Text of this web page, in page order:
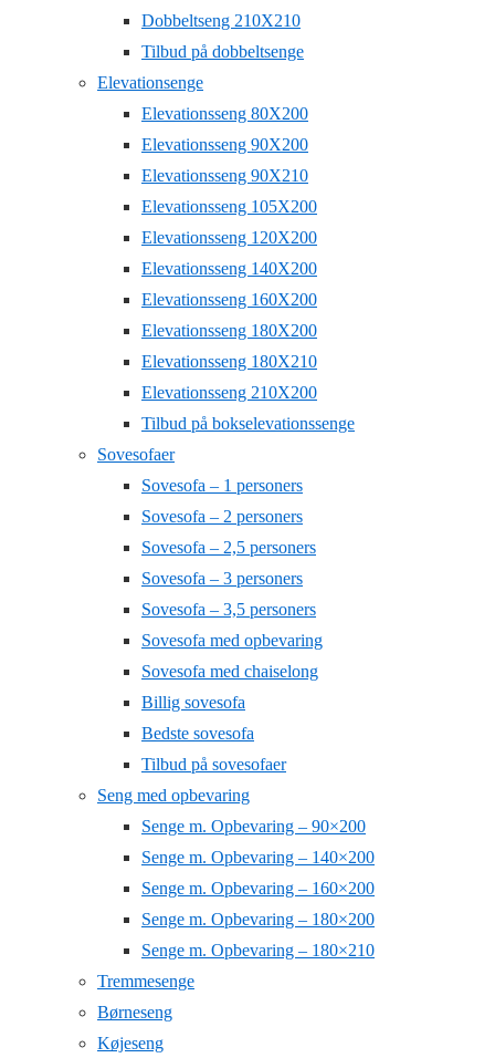
Dobbeltseng 210X210
Tilbud på dobbeltsenge
Elevationsenge
Elevationsseng 80X200
Elevationsseng 90X200
Elevationsseng 90X210
Elevationsseng 105X200
Elevationsseng 120X200
Elevationsseng 140X200
Elevationsseng 160X200
Elevationsseng 180X200
Elevationsseng 180X210
Elevationsseng 210X200
Tilbud på bokselevationssenge
Sovesofaer
Sovesofa – 1 personers
Sovesofa – 2 personers
Sovesofa – 2,5 personers
Sovesofa – 3 personers
Sovesofa – 3,5 personers
Sovesofa med opbevaring
Sovesofa med chaiselong
Billig sovesofa
Bedste sovesofa
Tilbud på sovesofaer
Seng med opbevaring
Senge m. Opbevaring – 90×200
Senge m. Opbevaring – 140×200
Senge m. Opbevaring – 160×200
Senge m. Opbevaring – 180×200
Senge m. Opbevaring – 180×210
Tremmesenge
Børneseng
Køjeseng